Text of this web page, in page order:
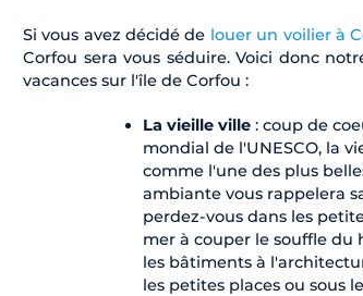
Si vous avez décidé de louer un voilier à
Corfou sera vous séduire. Voici donc
vacances sur l'île de Corfou :
La vieille ville : coup de
mondial de l'UNESCO, la
comme l'une des plus
ambiante vous rappelera
perdez-vous dans les
mer à couper le souffle du
les bâtiments à
les petites places ou sous